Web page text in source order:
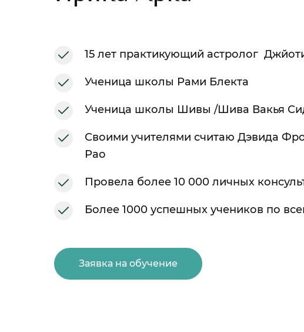
15 лет практикующий астролог
Ученица школы Рами Блекта
Ученица школы Шивы /Шива Вакья
Своими учителями считаю Дэвида
Рао
Провела более 10 000 личных
Более 1000 успешных учеников по
Заявка на обучение